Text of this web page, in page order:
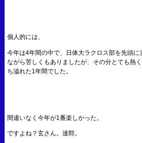
個人的には、
今年は4年間の中で、日体大ラクロス部を先頭に
ながら苦しくもありましたが、その分とても熱
ち溢れた1年間でした。
間違いなく今年が1番楽しかった。
ですよね？玄さん。達郎。